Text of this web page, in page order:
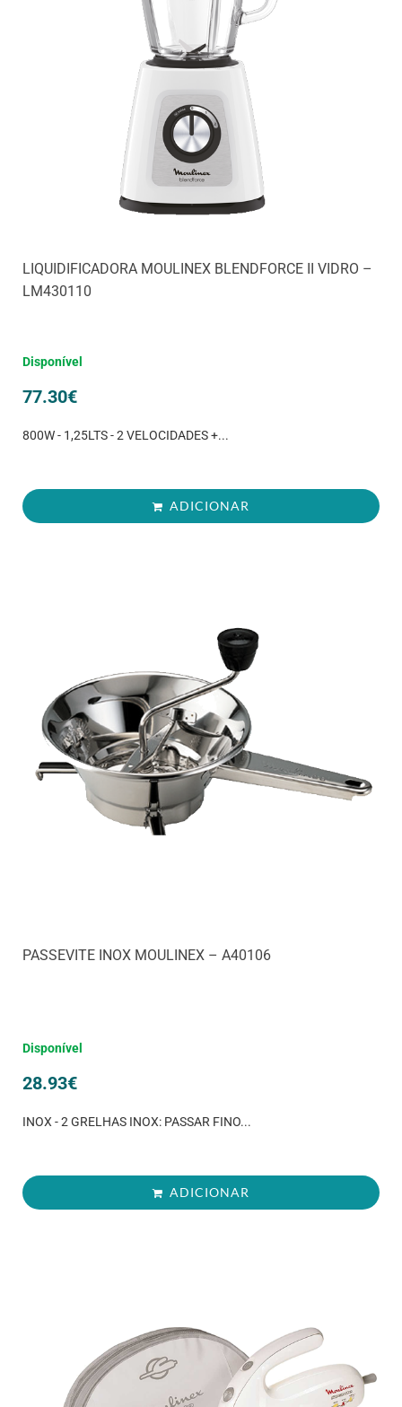
LIQUIDIFICADORA MOULINEX BLENDFORCE II VIDRO –
LM430110
Disponível
77.30€
800W - 1,25LTS - 2 VELOCIDADES +...
ADICIONAR
PASSEVITE INOX MOULINEX – A40106
Disponível
28.93€
INOX - 2 GRELHAS INOX: PASSAR FINO...
ADICIONAR